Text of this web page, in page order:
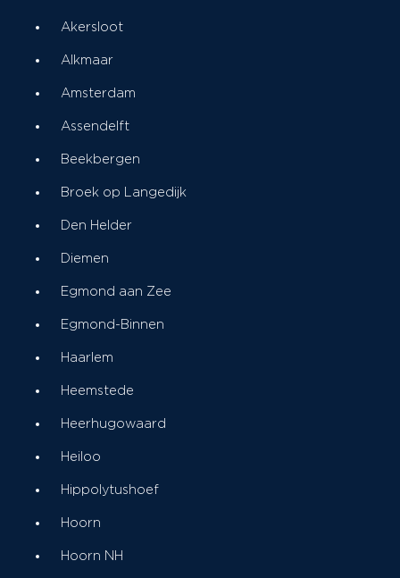
Akersloot
Alkmaar
Amsterdam
Assendelft
Beekbergen
Broek op Langedijk
Den Helder
Diemen
Egmond aan Zee
Egmond-Binnen
Haarlem
Heemstede
Heerhugowaard
Heiloo
Hippolytushoef
Hoorn
Hoorn NH